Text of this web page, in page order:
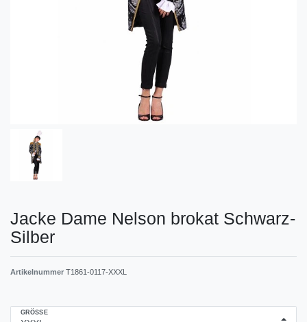
Jacke Dame Nelson brokat Schwarz-
Silber
Artikelnummer T1861-0117-XXXL
GRÖSSE